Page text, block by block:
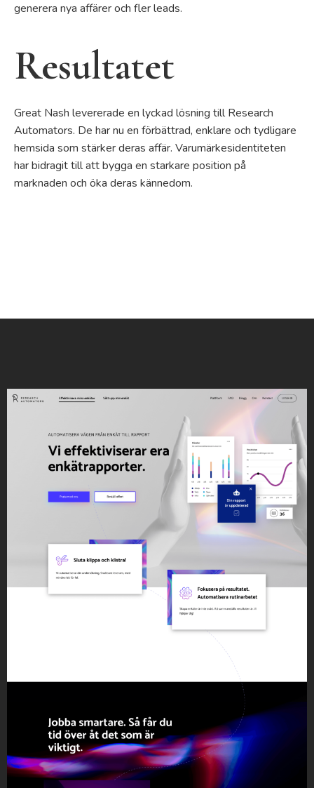
generera nya affärer och fler leads.
Resultatet
Great Nash levererade en lyckad lösning till Research
Automators. De har nu en förbättrad, enklare och tydligare
hemsida som stärker deras affär. Varumärkesidentiteten
har bidragit till att bygga en starkare position på
marknaden och öka deras kännedom.